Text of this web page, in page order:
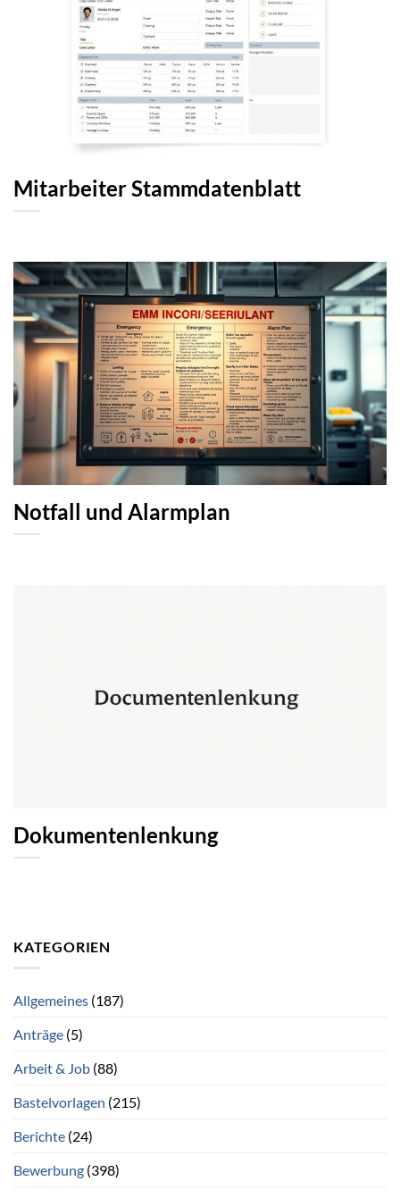
Mitarbeiter Stammdatenblatt
Notfall und Alarmplan
Dokumentenlenkung
KATEGORIEN
Allgemeines (187)
Anträge (5)
Arbeit & Job (88)
Bastelvorlagen (215)
Berichte (24)
Bewerbung (398)